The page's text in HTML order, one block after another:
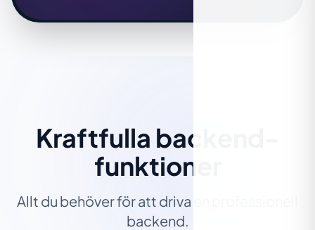
Kraftfulla backend-
funktioner
Allt du behöver för att driva en professionell
backend.